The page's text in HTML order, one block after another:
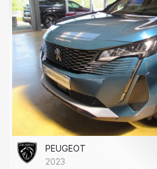
PEUGEOT
2023